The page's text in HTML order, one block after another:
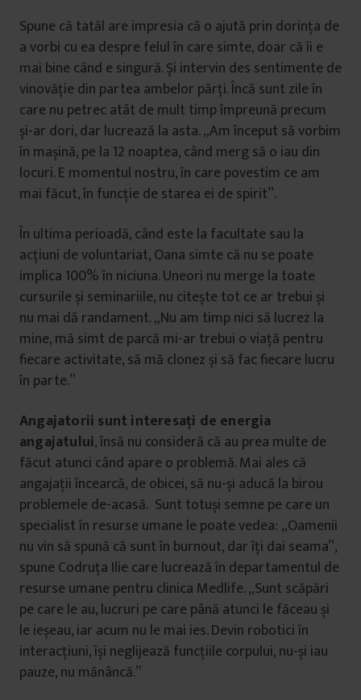
Spune că tatăl are impresia că o ajută prin dorința de
a vorbi cu ea despre felul în care simte, doar că îi e
mai bine când e singură. Și intervin des sentimente de
vinovăție din partea ambelor părți. Încă sunt zile în
care nu petrec atât de mult timp împreună precum
și-ar dori, dar lucrează la asta. „Am început să vorbim
în mașină, pe la 12 noaptea, când merg să o iau din
locuri. E momentul nostru, în care povestim ce am
mai făcut, în funcție de starea ei de spirit”.
În ultima perioadă, când este la facultate sau la
acțiuni de voluntariat, Oana simte că nu se poate
implica 100% în niciuna. Uneori nu merge la toate
cursurile și seminariile, nu citește tot ce ar trebui și
nu mai dă randament. „Nu am timp nici să lucrez la
mine, mă simt de parcă mi-ar trebui o viață pentru
fiecare activitate, să mă clonez și să fac fiecare lucru
în parte.”
Angajatorii sunt interesați de energia
angajatului, însă nu consideră că au prea multe de
făcut atunci când apare o problemă. Mai ales că
angajații încearcă, de obicei, să nu-și aducă la birou
problemele de-acasă. Sunt totuși semne pe care un
specialist în resurse umane le poate vedea: „Oamenii
nu vin să spună că sunt în burnout, dar îți dai seama”,
spune Codruța Ilie care lucrează în departamentul de
resurse umane pentru clinica Medlife. „Sunt scăpări
pe care le au, lucruri pe care până atunci le făceau și
le ieșeau, iar acum nu le mai ies. Devin robotici în
interacțiuni, își neglijează funcțiile corpului, nu-și iau
pauze, nu mănâncă.”